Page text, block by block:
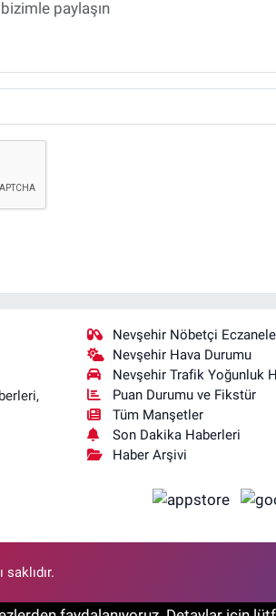
Nevşehir Nöbetçi
Nevşehir Hava Durumu
Nevşehir Trafik Yoğunluk
Puan Durumu ve Fikstür
Tüm Manşetler
Son Dakika Haberleri
Haber Arşivi